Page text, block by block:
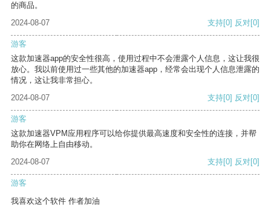
的商品。
2024-08-07
支持[0] 反对[0]
游客
这款加速器app的安全性很高，使用过程中不会泄露个人信息，这让我很
放心。我以前使用过一些其他的加速器app，经常会出现个人信息泄露的
情况，这让我非常担心。
2024-08-07
支持[0] 反对[0]
游客
这款加速器VPM应用程序可以给你提供最高速度和安全性的连接，并帮
助你在网络上自由移动。
2024-08-07
支持[0] 反对[0]
游客
我喜欢这个软件 作者加油